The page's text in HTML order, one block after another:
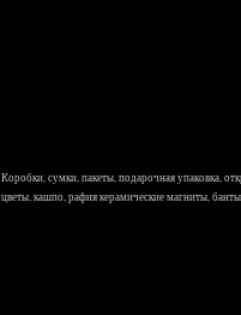
Коробки, сумки, пакеты, подарочная упаковка,
цветы, кашпо, рафия керамические магниты,